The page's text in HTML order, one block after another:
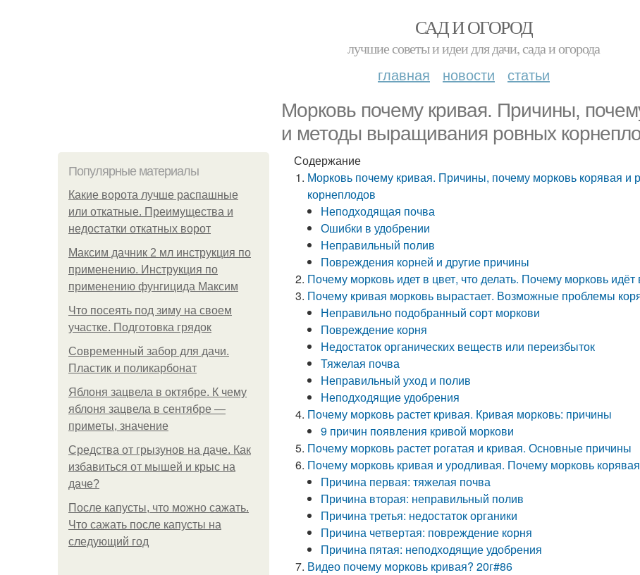
САД И ОГОРОД
лучшие советы и идеи для дачи, сада и огорода
главная новости статьи
Морковь почему кривая. Причины,
и методы выращивания ровных
Популярные материалы
Какие ворота лучше распашные
или откатные. Преимущества и
недостатки откатных ворот
Максим дачник 2 мл инструкция по
применению. Инструкция по
применению фунгицида Максим
Что посеять под зиму на своем
участке. Подготовка грядок
Современный забор для дачи.
Пластик и поликарбонат
Яблоня зацвела в октябре. К чему
яблоня зацвела в сентябре —
приметы, значение
Средства от грызунов на даче. Как
избавиться от мышей и крыс на
даче?
После капусты, что можно сажать.
Что сажать после капусты на
следующий год
Содержание
Морковь почему кривая. Причины, почему морковь корявая
корнеплодов
Неподходящая почва
Ошибки в удобрении
Неправильный полив
Повреждения корней и другие причины
Почему морковь идет в цвет, что делать. Почему морковь идёт
Почему кривая морковь вырастает. Возможные проблемы
Неправильно подобранный сорт моркови
Повреждение корня
Недостаток органических веществ или переизбыток
Тяжелая почва
Неправильный уход и полив
Неподходящие удобрения
Почему морковь растет кривая. Кривая морковь: причины
9 причин появления кривой моркови
Почему морковь растет рогатая и кривая. Основные причины
Почему морковь кривая и уродливая. Почему морковь корявая
Причина первая: тяжелая почва
Причина вторая: неправильный полив
Причина третья: недостаток органики
Причина четвертая: повреждение корня
Причина пятая: неподходящие удобрения
Видео почему морковь кривая? 20г#86